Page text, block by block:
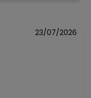
R$ 39,99
23/07/2026